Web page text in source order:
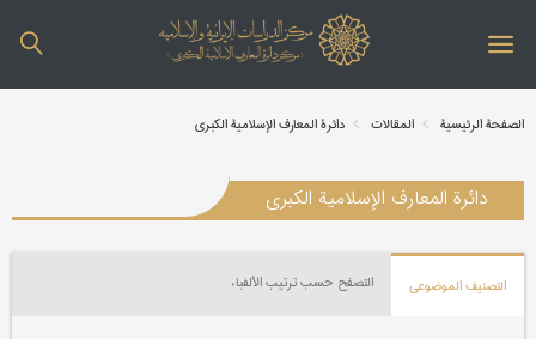
الصفحة الرئیسیة المقالات دائرة المعارف الإسلامیة الکبری
دائرة المعارف الإسلامیة الکبری
التصنیف الموضوعي التصفح حسب ترتیب الألفباء